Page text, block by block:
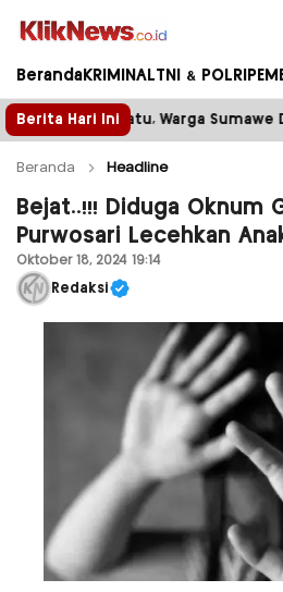
Kliknews.co.id
Beranda KRIMINAL TNI & POLRI
Berita Hari Ini
Sumawe Dipaksa Jadi Petugas
Beranda Headline
Bejat..!!! Diduga Oknum
Purwosari Lecehkan
Oktober 18, 2024 19:14
Redaksi